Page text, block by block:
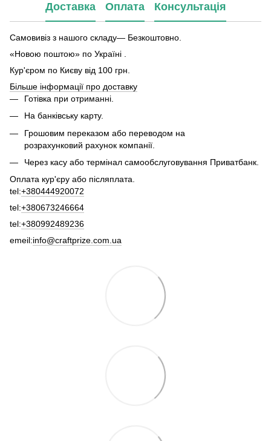
Доставка Оплата Консультація
Самовивіз з нашого складу— Безкоштовно.
«Новою поштою» по Україні .
Кур'єром по Києву від 100 грн.
Більше інформації про доставку
Готівка при отриманні.
На банківську карту.
Грошовим переказом або переводом на
розрахунковий рахунок компанії.
Через касу або термінал самообслуговування Приватбанк.
Оплата кур'єру або післяплата.
tel:+380444920072
tel:+380673246664
tel:+380992489236
emeil:info@craftprize.com.ua